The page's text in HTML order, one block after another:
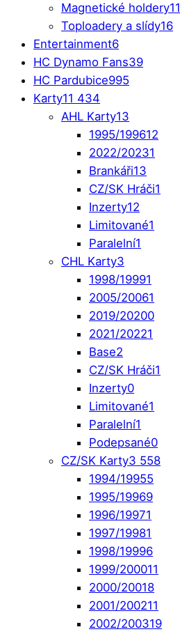
Magnetické holdery11
Toploadery a slídy16
Entertainment6
HC Dynamo Fans39
HC Pardubice995
Karty11 434
AHL Karty13
1995/199612
2022/20231
Brankáři13
CZ/SK Hráči1
Inzerty12
Limitované1
Paralelní1
CHL Karty3
1998/19991
2005/20061
2019/20200
2021/20221
Base2
CZ/SK Hráči1
Inzerty0
Limitované1
Paralelní1
Podepsané0
CZ/SK Karty3 558
1994/19955
1995/19969
1996/19971
1997/19981
1998/19996
1999/200011
2000/20018
2001/200211
2002/200319